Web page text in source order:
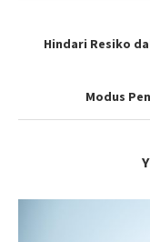
Hindari Resiko
Modus